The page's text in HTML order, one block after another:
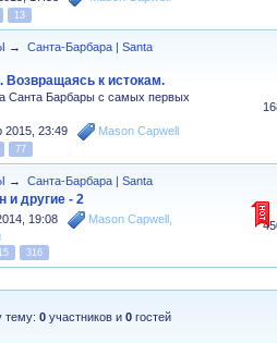
13
→
Санта-Барбара | Santa
к истокам.
Санта Барбары с самых первых
2015, 23:49 Mason Capwell
77
→
Санта-Барбара | Santa
и другие - 2
19:08 Mason Capwell
316
тему:0 участников и0 гостей